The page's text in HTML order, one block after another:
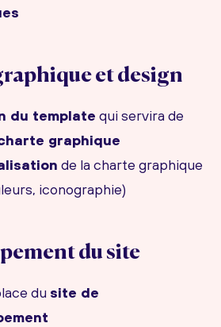
et design
du template qui servira de
graphique
de la charte graphique
iconographie)
du site
du site de